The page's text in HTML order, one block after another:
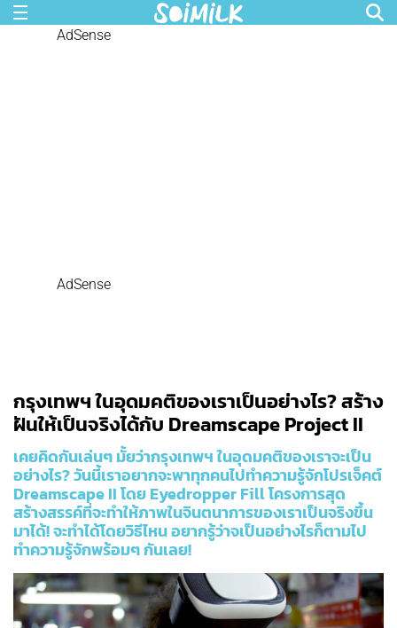
AdSense
AdSense
กรุงเทพฯ ในอุดมคติของเราเป็นอย่างไร? สร้าง
ฝันให้เป็นจริงได้กับ Dreamscape Project II
เคยคิดกันเล่นๆ มั้ยว่ากรุงเทพฯ ในอุดมคติของเราจะเป็น
อย่างไร? วันนี้เราอยากจะพาทุกคนไปทำความรู้จักโปรเจ็คต์
Dreamscape II โดย Eyedropper Fill โครงการสุด
สร้างสรรค์ที่จะทำให้ภาพในจินตนาการของเราเป็นจริงขึ้น
มาได้! จะทำได้โดยวิธีไหน อยากรู้ว่าจเป็นอย่างไรก็ตามไป
ทำความรู้จักพร้อมๆ กันเลย!